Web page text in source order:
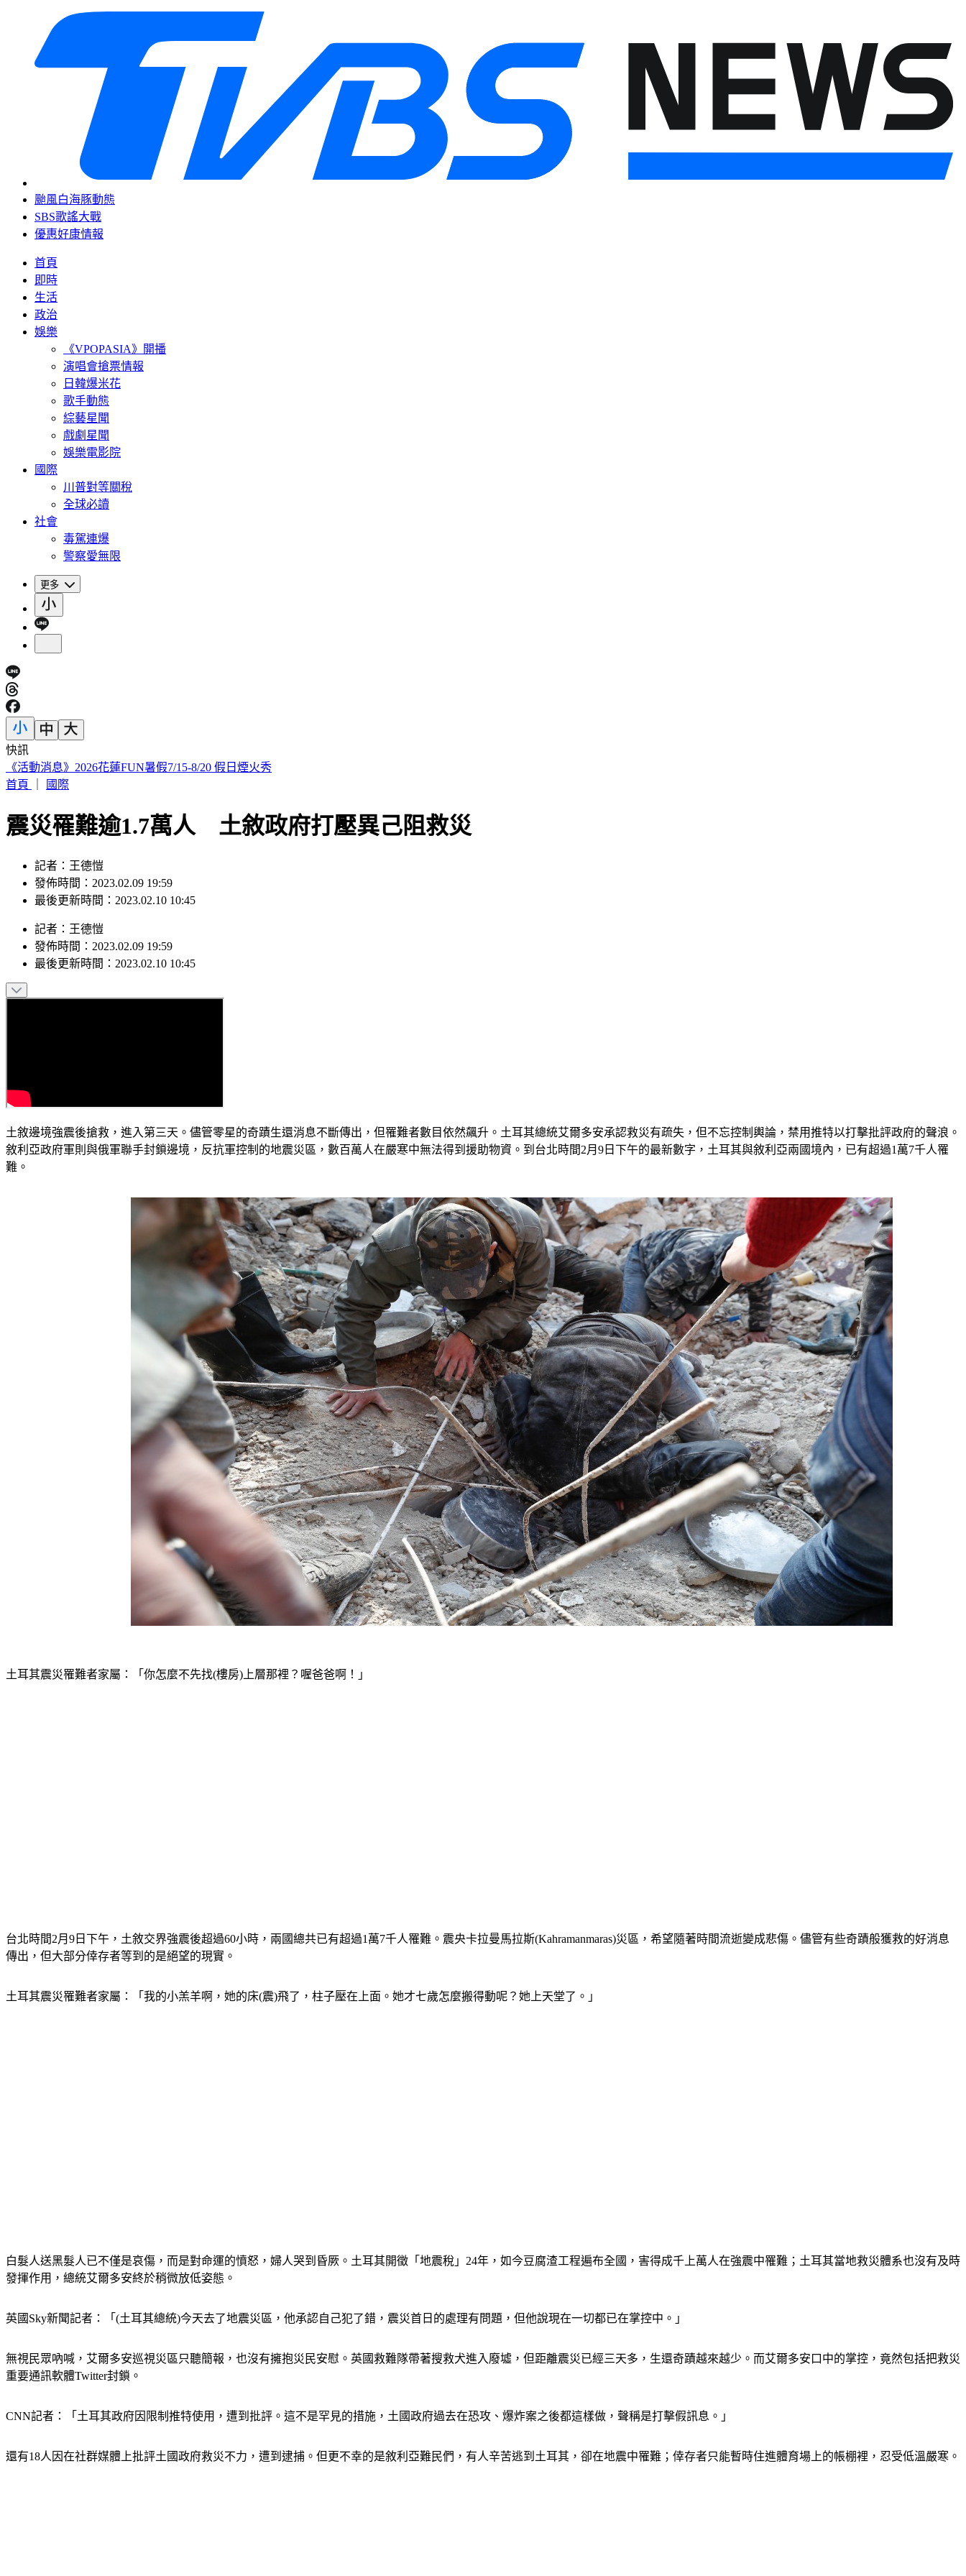
颱風白海豚動態
SBS歌謠大戰
優惠好康情報
首頁
即時
生活
政治
娛樂
《VPOPASIA》開播
演唱會搶票情報
日韓爆米花
歌手動態
綜藝星聞
戲劇星聞
娛樂電影院
國際
川普對等關稅
全球必讀
社會
毒駕連爆
警察愛無限
更多
快訊
幕後／竹北人選呼之欲出 賴清德複製「鄭朝方模式」佈局
首頁
國際
震災罹難逾1.7萬人 土敘政府打壓異己阻救災
記者：王德愷
發佈時間：2023.02.09 19:59
最後更新時間：2023.02.10 10:45
記者 ： 王德愷
發佈時間： 2023.02.09 19:59
最後更新時間： 2023.02.10 10:45
土敘邊境強震後搶救，進入第三天。儘管零星的奇蹟生還消息不斷傳出，但罹難者數目依然飆升。土耳其總統艾爾多安承認救災有疏失，但不忘控制輿論，禁用推特以打擊批評政府的聲浪。
敘利亞政府軍則與俄軍聯手封鎖邊境，反抗軍控制的地震災區，數百萬人在嚴寒中無法得到援助物資。到台北時間2月9日下午的最新數字，土耳其與敘利亞兩國境內，已有超過1萬7千人罹
難。
土耳其震災罹難者家屬：「你怎麼不先找(樓房)上層那裡？喔爸爸啊！」
台北時間2月9日下午，土敘交界強震後超過60小時，兩國總共已有超過1萬7千人罹難。震央卡拉曼馬拉斯(Kahramanmaras)災區，希望隨著時間流逝變成悲傷。儘管有些奇蹟般獲救的好消息
傳出，但大部分倖存者等到的是絕望的現實。
土耳其震災罹難者家屬：「我的小羔羊啊，她的床(震)飛了，柱子壓在上面。她才七歲怎麼搬得動呢？她上天堂了。」
白髮人送黑髮人已不僅是哀傷，而是對命運的憤怒，婦人哭到昏厥。土耳其開徵「地震稅」24年，如今豆腐渣工程遍布全國，害得成千上萬人在強震中罹難；土耳其當地救災體系也沒有及時
發揮作用，總統艾爾多安終於稍微放低姿態。
英國Sky新聞記者：「(土耳其總統)今天去了地震災區，他承認自己犯了錯，震災首日的處理有問題，但他說現在一切都已在掌控中。」
無視民眾吶喊，艾爾多安巡視災區只聽簡報，也沒有擁抱災民安慰。英國救難隊帶著搜救犬進入廢墟，但距離震災已經三天多，生還奇蹟越來越少。而艾爾多安口中的掌控，竟然包括把救災
重要通訊軟體Twitter封鎖。
CNN記者：「土耳其政府因限制推特使用，遭到批評。這不是罕見的措施，土國政府過去在恐攻、爆炸案之後都這樣做，聲稱是打擊假訊息。」
還有18人因在社群媒體上批評土國政府救災不力，遭到逮捕。但更不幸的是敘利亞難民們，有人辛苦逃到土耳其，卻在地震中罹難；倖存者只能暫時住進體育場上的帳棚裡，忍受低溫嚴寒。